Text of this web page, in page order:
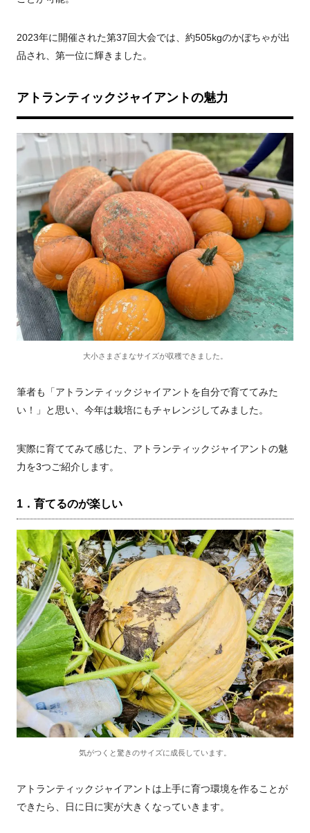
2023年に開催された第37回大会では、約505kgのかぼちゃが出
品され、第一位に輝きました。
アトランティックジャイアントの魅力
大小さまざまなサイズが収穫できました。
筆者も「アトランティックジャイアントを自分で育ててみた
い！」と思い、今年は栽培にもチャレンジしてみました。
実際に育ててみて感じた、アトランティックジャイアントの魅
力を3つご紹介します。
1．育てるのが楽しい
気がつくと驚きのサイズに成長しています。
アトランティックジャイアントは上手に育つ環境を作ることが
できたら、日に日に実が大きくなっていきます。